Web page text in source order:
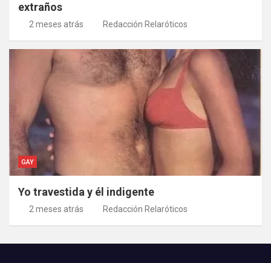
extraños
2 meses atrás Redacción Relaróticos
GAY
Yo travestida y él indigente
2 meses atrás Redacción Relaróticos